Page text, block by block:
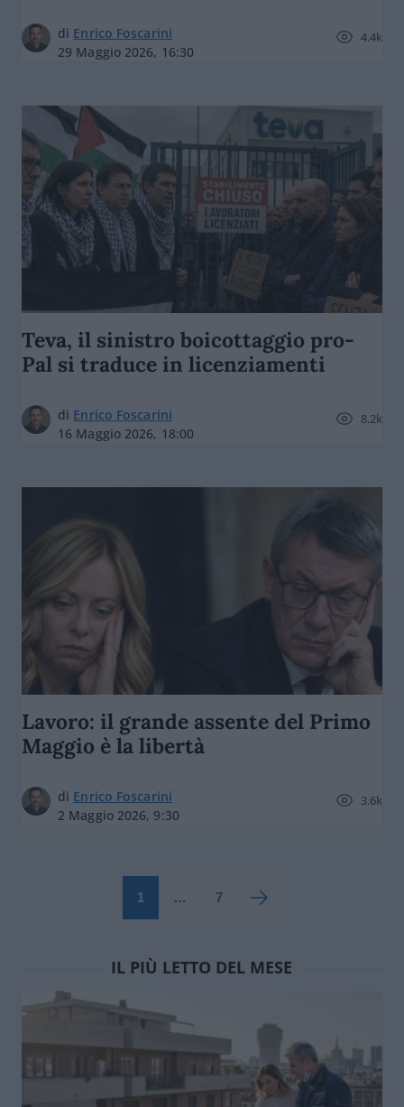
di Enrico Foscarini
29 Maggio 2026, 16:30
4.4k
Teva, il sinistro boicottaggio pro-
Pal si traduce in licenziamenti
di Enrico Foscarini
16 Maggio 2026, 18:00
8.2k
Lavoro: il grande assente del Primo
Maggio è la libertà
di Enrico Foscarini
2 Maggio 2026, 9:30
3.6k
1 … 7
IL PIÙ LETTO DEL MESE